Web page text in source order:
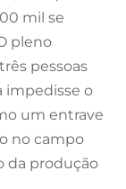
mil se
pleno
pessoas
impedisse o
um entrave
no campo
da produção